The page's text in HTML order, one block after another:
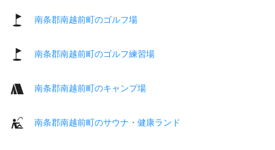
南条郡南越前町のゴルフ場
南条郡南越前町のゴルフ練習場
南条郡南越前町のキャンプ場
南条郡南越前町のサウナ・健康ランド